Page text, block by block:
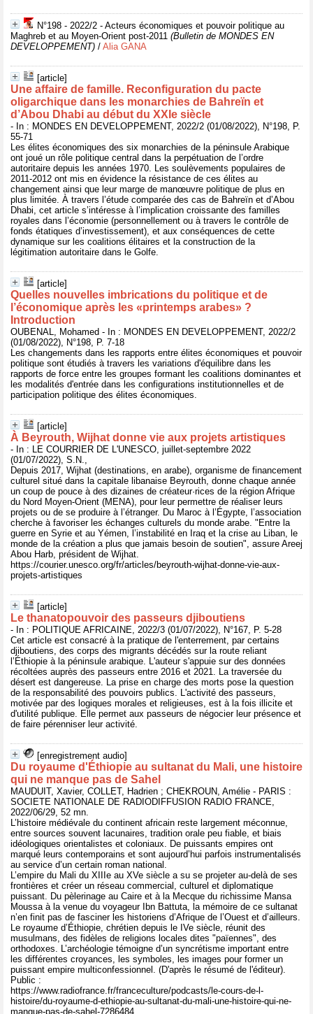
N°198 - 2022/2 - Acteurs économiques et pouvoir politique au
Maghreb et au Moyen-Orient post-2011 (Bulletin de MONDES EN
DEVELOPPEMENT) / Alia GANA
[article]
Une affaire de famille. Reconfiguration du pacte
oligarchique dans les monarchies de Bahreïn et
d’Abou Dhabi au début du XXIe siècle
- In : MONDES EN DEVELOPPEMENT, 2022/2 (01/08/2022), N°198, P.
55-71
Les élites économiques des six monarchies de la péninsule Arabique
ont joué un rôle politique central dans la perpétuation de l’ordre
autoritaire depuis les années 1970. Les soulèvements populaires de
2011-2012 ont mis en évidence la résistance de ces élites au
changement ainsi que leur marge de manœuvre politique de plus en
plus limitée. À travers l’étude comparée des cas de Bahreïn et d’Abou
Dhabi, cet article s’intéresse à l’implication croissante des familles
royales dans l’économie (personnellement ou à travers le contrôle de
fonds étatiques d’investissement), et aux conséquences de cette
dynamique sur les coalitions élitaires et la construction de la
légitimation autoritaire dans le Golfe.
[article]
Quelles nouvelles imbrications du politique et de
l’économique après les «printemps arabes» ?
Introduction
OUBENAL, Mohamed - In : MONDES EN DEVELOPPEMENT, 2022/2
(01/08/2022), N°198, P. 7-18
Les changements dans les rapports entre élites économiques et pouvoir
politique sont étudiés à travers les variations d'équilibre dans les
rapports de force entre les groupes formant les coalitions dominantes et
les modalités d'entrée dans les configurations institutionnelles et de
participation politique des élites économiques.
[article]
À Beyrouth, Wijhat donne vie aux projets artistiques
- In : LE COURRIER DE L'UNESCO, juillet-septembre 2022
(01/07/2022), S.N.,
Depuis 2017, Wijhat (destinations, en arabe), organisme de financement
culturel situé dans la capitale libanaise Beyrouth, donne chaque année
un coup de pouce à des dizaines de créateur·rices de la région Afrique
du Nord Moyen-Orient (MENA), pour leur permettre de réaliser leurs
projets ou de se produire à l’étranger. Du Maroc à l’Égypte, l’association
cherche à favoriser les échanges culturels du monde arabe. "Entre la
guerre en Syrie et au Yémen, l’instabilité en Iraq et la crise au Liban, le
monde de la création a plus que jamais besoin de soutien", assure Areej
Abou Harb, président de Wijhat.
https://courier.unesco.org/fr/articles/beyrouth-wijhat-donne-vie-aux-
projets-artistiques
[article]
Le thanatopouvoir des passeurs djiboutiens
- In : POLITIQUE AFRICAINE, 2022/3 (01/07/2022), N°167, P. 5-28
Cet article est consacré à la pratique de l'enterrement, par certains
djiboutiens, des corps des migrants décédés sur la route reliant
l’Éthiopie à la péninsule arabique. L'auteur s'appuie sur des données
récoltées auprès des passeurs entre 2016 et 2021. La traversée du
désert est dangereuse. La prise en charge des morts pose la question
de la responsabilité des pouvoirs publics. L'activité des passeurs,
motivée par des logiques morales et religieuses, est à la fois illicite et
d'utilité publique. Elle permet aux passeurs de négocier leur présence et
de faire pérenniser leur activité.
[enregistrement audio]
Du royaume d'Éthiopie au sultanat du Mali, une histoire
qui ne manque pas de Sahel
MAUDUIT, Xavier, COLLET, Hadrien ; CHEKROUN, Amélie - PARIS :
SOCIETE NATIONALE DE RADIODIFFUSION RADIO FRANCE,
2022/06/29, 52 mn.
L’histoire médiévale du continent africain reste largement méconnue,
entre sources souvent lacunaires, tradition orale peu fiable, et biais
idéologiques orientalistes et coloniaux. De puissants empires ont
marqué leurs contemporains et sont aujourd’hui parfois instrumentalisés
au service d’un certain roman national.
L’empire du Mali du XIIIe au XVe siècle a su se projeter au-delà de ses
frontières et créer un réseau commercial, culturel et diplomatique
puissant. Du pèlerinage au Caire et à la Mecque du richissime Mansa
Moussa à la venue du voyageur Ibn Battuta, la mémoire de ce sultanat
n’en finit pas de fasciner les historiens d’Afrique de l’Ouest et d’ailleurs.
Le royaume d’Éthiopie, chrétien depuis le IVe siècle, réunit des
musulmans, des fidèles de religions locales dites "païennes", des
orthodoxes. L’archéologie témoigne d’un syncrétisme important entre
les différentes croyances, les symboles, les images pour former un
puissant empire multiconfessionnel. (D'après le résumé de l'éditeur).
Public :
https://www.radiofrance.fr/franceculture/podcasts/le-cours-de-l-
histoire/du-royaume-d-ethiopie-au-sultanat-du-mali-une-histoire-qui-ne-
manque-pas-de-sahel-7286484